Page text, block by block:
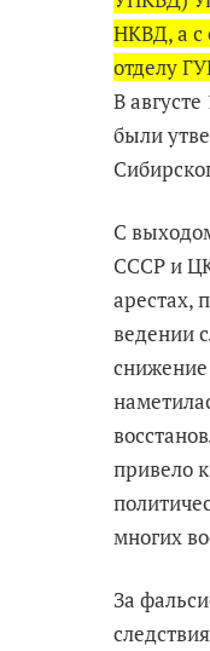
НКВД, а с
отделу
В
были
С
СССР и
арестах,
ведении
привело
многих
За